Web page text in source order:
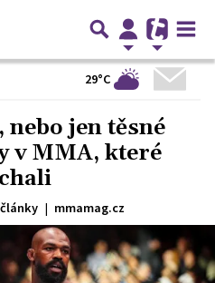
29°C
jen těsné
v MMA, které
| mmamag.cz